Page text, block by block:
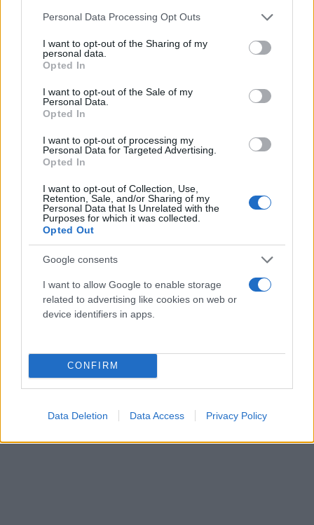
Please note that this website/app uses one or more Google
not limited to your visit or usage behaviour. You may click to
grant or deny consent to Google and its third-party tags to
use your data for below specified purposes in below Google
consent section.
Personal Data Processing Opt Outs
I want to opt-out of the Sharing of my
personal data.
Opted In
I want to opt-out of the Sale of my
Personal Data.
Opted In
I want to opt-out of processing my
Personal Data for Targeted Advertising.
Opted In
I want to opt-out of Collection, Use,
Retention, Sale, and/or Sharing of my
Personal Data that Is Unrelated with the
Purposes for which it was collected.
Opted Out
Google consents
I want to allow Google to enable storage
related to advertising like cookies on web or
device identifiers in apps.
CONFIRM
Data Deletion Data Access Privacy Policy
Προς το παρόν οι τιμές χονδρικής, όπως φαίνονται
και στον πίνακα, έχουν πτωτική πορεία. Ωστόσο, οι
τιμές λιανικής παίρνουν την ανιούσα,
Αυγούστου, αλλά και τους επιχειρηματίες.